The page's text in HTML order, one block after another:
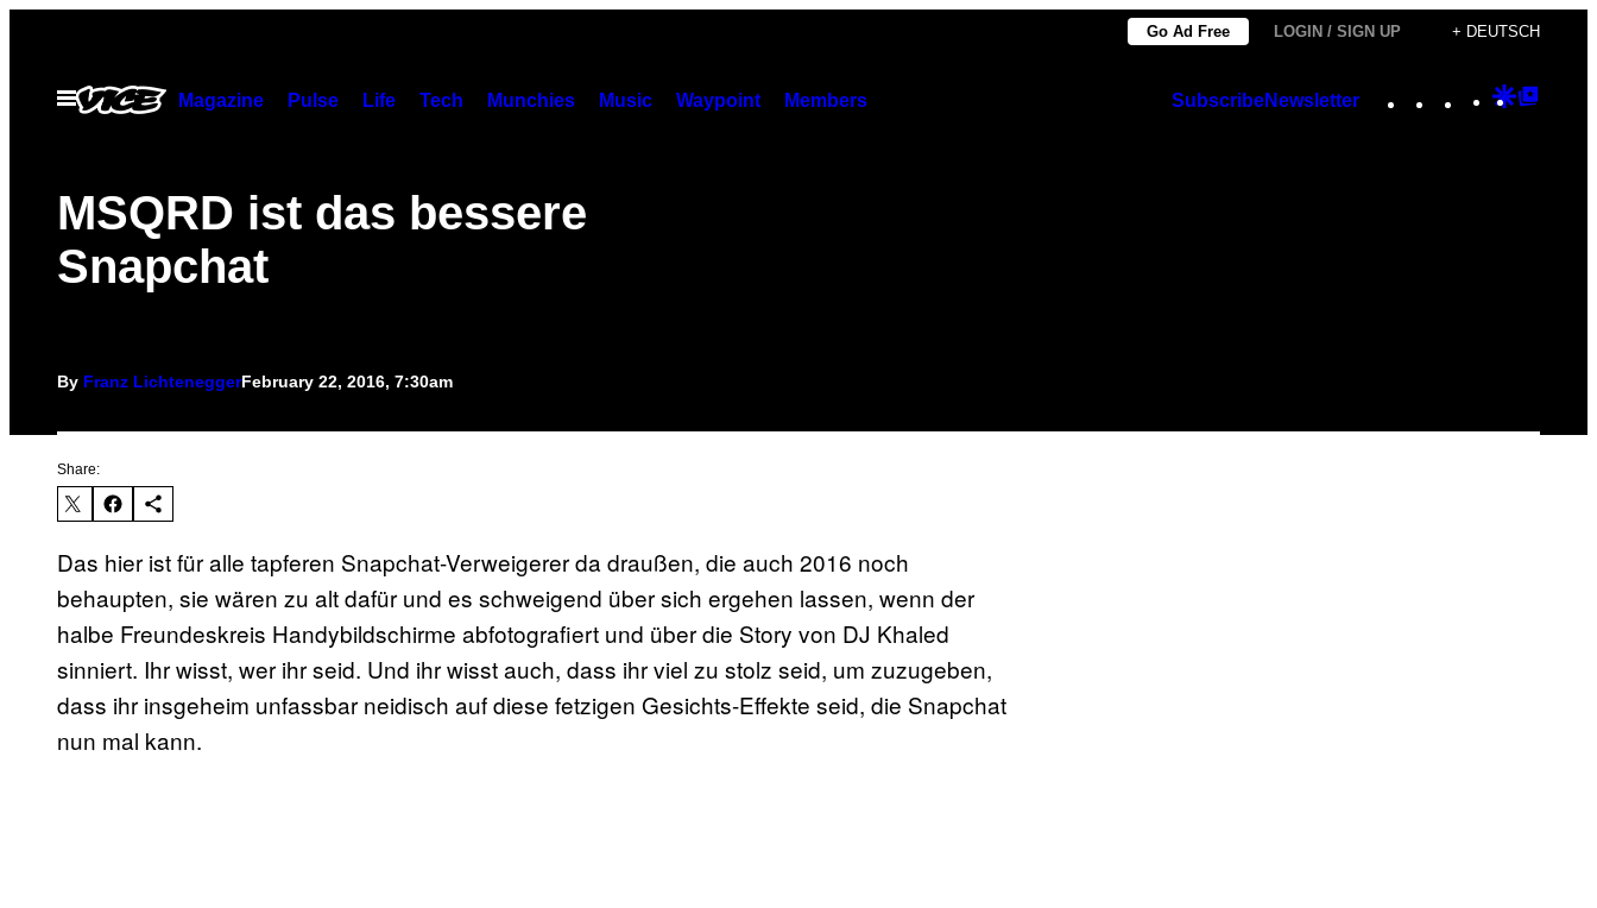
content
Go Ad Free LOGIN / SIGN UP + DEUTSCH
Open
Menu
Magazine Pulse Life Tech Munchies Music Waypoint Members SubscribeNewsletter Instagram
TikTok
YouTube
Google
MSQRD ist das bessere
Snapchat
By Franz LichteneggerFebruary 22, 2016, 7:30am
Share:
Das hier ist für alle tapferen Snapchat-Verweigerer da draußen, die auch 2016 noch
behaupten, sie wären zu alt dafür und es schweigend über sich ergehen lassen, wenn der
halbe Freundeskreis Handybildschirme abfotografiert und über die Story von DJ Khaled
sinniert. Ihr wisst, wer ihr seid. Und ihr wisst auch, dass ihr viel zu stolz seid, um zuzugeben,
dass ihr insgeheim unfassbar neidisch auf diese fetzigen Gesichts-Effekte seid, die Snapchat
nun mal kann.